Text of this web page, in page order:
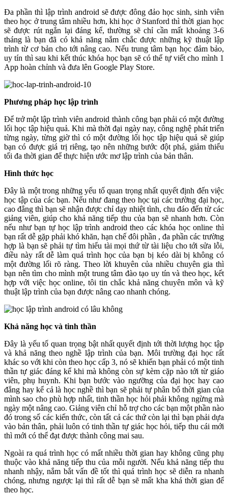
Đa phần thì lập trình android sẽ được đông đảo học sinh, sinh viên
theo học ở trung tâm nhiều hơn, khi học ở Stanford thì thời gian học
sẽ được rút ngắn lại đáng kể, thường sẽ chỉ cần mất khoảng 3-6
tháng là bạn đã có khả năng nắm chắc được những kỹ thuật lập
trình từ cơ bản cho tới nâng cao. Nếu trung tâm bạn học đảm bảo,
uy tín thì sau khi kết thúc khóa học bạn sẽ có thể tự viết cho mình 1
App hoàn chỉnh và đưa lên Google Play Store.
Phương pháp học lập trình
Để trở một lập trình viên android thành công bạn phải có một đường
lối học tập hiệu quả. Khi mà thời đại ngày nay, công nghệ phát triển
từng ngày, từng giờ thì có một đường lối học tập hiệu quả sẽ giúp
bạn có được giá trị riêng, tạo nên những bước đột phá, giảm thiểu
tối đa thời gian để thực hiện ước mơ lập trình của bản thân.
Hình thức học
Đây là một trong những yếu tố quan trọng nhất quyết định đến việc
học tập của các bạn. Nếu như đang theo học tại các trường đại học,
cao đẳng thì bạn sẽ nhận được chỉ dạy nhiệt tình, chu đáo đến từ các
giảng viên, giúp cho khả năng tiếp thu của bạn sẽ nhanh hơn. Còn
nếu như bạn tự học lập trình android theo các khóa học online thì
bạn rất dễ gặp phải khó khăn, hạn chế đôi phần , đa phần các trường
hợp là bạn sẽ phải tự tìm hiểu tài mọi thứ từ tài liệu cho tới sửa lỗi,
điều này rất dễ làm quá trình học của bạn bị kéo dài bị không có
một đường lối rõ ràng. Theo lời khuyên của nhiều chuyên gia thì
bạn nên tìm cho mình một trung tâm đào tạo uy tín và theo học, kết
hợp với việc học online, tôi tin chắc khả năng chuyên môn và kỹ
thuật lập trình của bạn được nâng cao nhanh chóng.
Khả năng học và tinh thần
Đây là yếu tố quan trọng bật nhất quyết định tới thời lượng học tập
và khả năng theo nghề lập trình của bạn. Môi trường đại học rất
khác so với khi còn theo học cấp 3, nó sẽ khiến bạn phải có một tinh
thần tự giác đáng kể khi mà không còn sự kèm cặp nào tới từ giáo
viên, phụ huynh. Khi bạn bước vào ngưỡng của đại học hay cao
đẳng hay kể cả là học nghề thì bạn sẽ phải tự phân bổ thời gian của
mình sao cho phù hợp nhất, tinh thần học hỏi phải không ngừng mà
ngày một nâng cao. Giảng viên chỉ hỗ trợ cho các bạn một phần nào
đó trong số các kiến thức, còn tất cả các thứ còn lại thì bạn phải dựa
vào bản thân, phải luôn có tinh thần tự giác học hỏi, tiếp thu cái mới
thì mới có thể đạt được thành công mai sau.
Ngoài ra quá trình học có mất nhiều thời gian hay không cũng phụ
thuộc vào khả năng tiếp thu của mỗi người. Nếu khả năng tiếp thu
nhanh nhậy, nắm bắt vấn đề tốt thì quá trình học sẽ diễn ra nhanh
chóng, nhưng ngược lại thì rất dễ bạn sẽ mất kha khá thời gian để
theo học.